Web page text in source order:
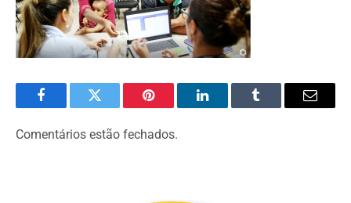
FacebookTwitter Pinterest LinkedInTumblr Email
Comentários estão fechados.